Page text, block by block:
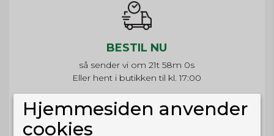
BESTIL NU
så sender vi om 21t 58m 0s
Eller hent i butikken til kl. 17:00
Hjemmesiden anvender
cookies